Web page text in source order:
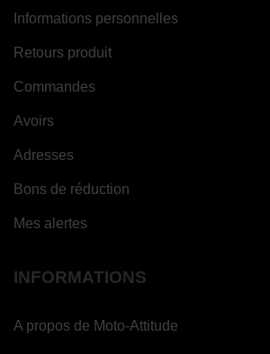
Informations personnelles
Retours produit
Commandes
Avoirs
Adresses
Bons de réduction
Mes alertes
INFORMATIONS
A propos de Moto-Attitude